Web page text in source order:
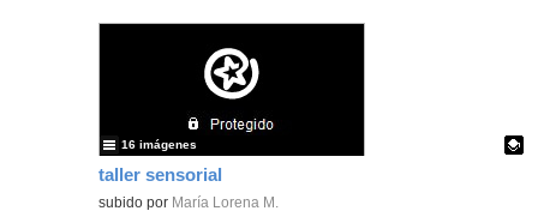
taller sensorial
Contenido educativo.
subido por María Lorena M.
16 imágenes